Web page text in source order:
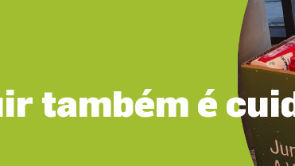
também é